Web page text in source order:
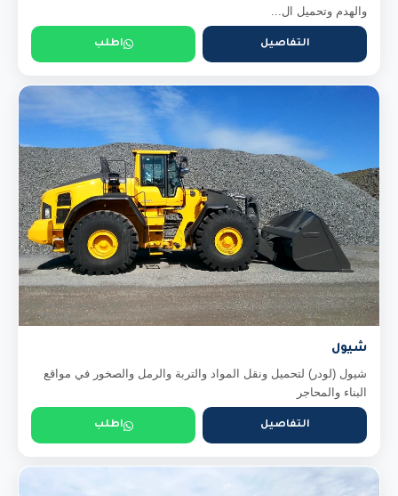
والهدم وتحميل ال...
التفاصيل اطلب
شيول
شيول (لودر) لتحميل ونقل المواد والتربة والرمل والصخور في مواقع
البناء والمحاجر
التفاصيل اطلب